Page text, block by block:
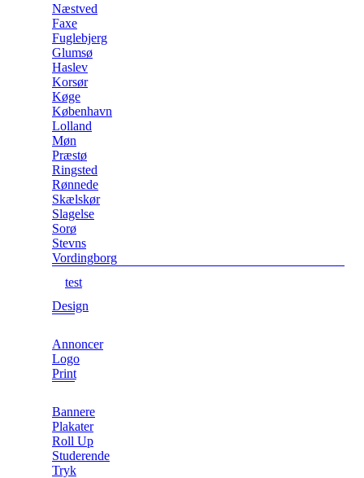
Næstved
Faxe
Fuglebjerg
Glumsø
Haslev
Korsør
Køge
København
Lolland
Møn
Præstø
Ringsted
Rønnede
Skælskør
Slagelse
Sorø
Stevns
Vordingborg
test
Design
Annoncer
Logo
Print
Bannere
Plakater
Roll Up
Studerende
Tryk